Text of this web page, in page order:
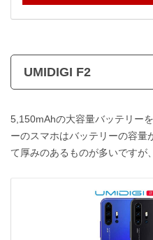
UMIDIGI F2
5,150mAhの大容量バッテリー
ーのスマホはバッテリーの容量
て厚みのあるものが多いですが